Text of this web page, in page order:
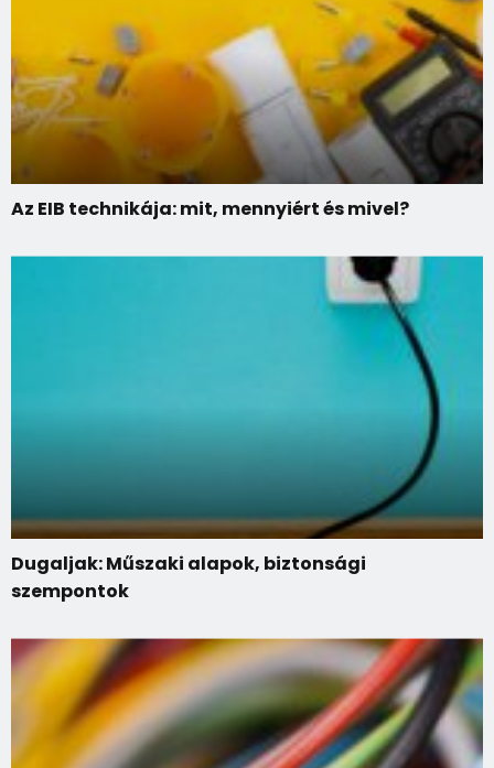
Az EIB technikája: mit, mennyiért és mivel?
Dugaljak: Műszaki alapok, biztonsági
szempontok